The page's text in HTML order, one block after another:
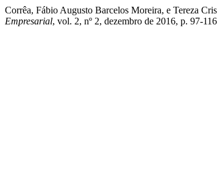
Corrêa, Fábio Augusto Barcelos Moreira, e Tereza
Empresarial, vol. 2, nº 2, dezembro de 2016, p. 97-